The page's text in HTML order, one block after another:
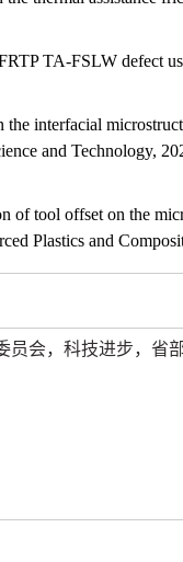
TA-FSLW defect
interfacial
and Technology,
of tool offset on the
Plastics and
会，科技进步，省部